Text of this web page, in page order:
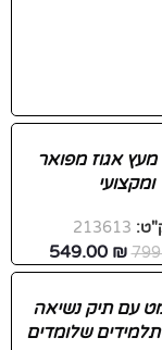
אגוז מפואר
ומקצועי
213613
549.00 ₪
עם תיק נשיאה
שלומדים